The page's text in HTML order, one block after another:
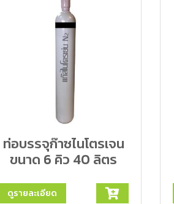
ท่อบรรจุก๊าซไนโตรเจน
ขนาด 6 คิว 40 ลิตร
ดูรายละเอียด